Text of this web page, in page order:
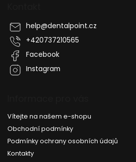
help@dentalpoint.cz
+420737210565
Facebook
Instagram
Vítejte na našem e-shopu
Obchodní podmínky
Podmínky ochrany osobních údajů
Kontakty